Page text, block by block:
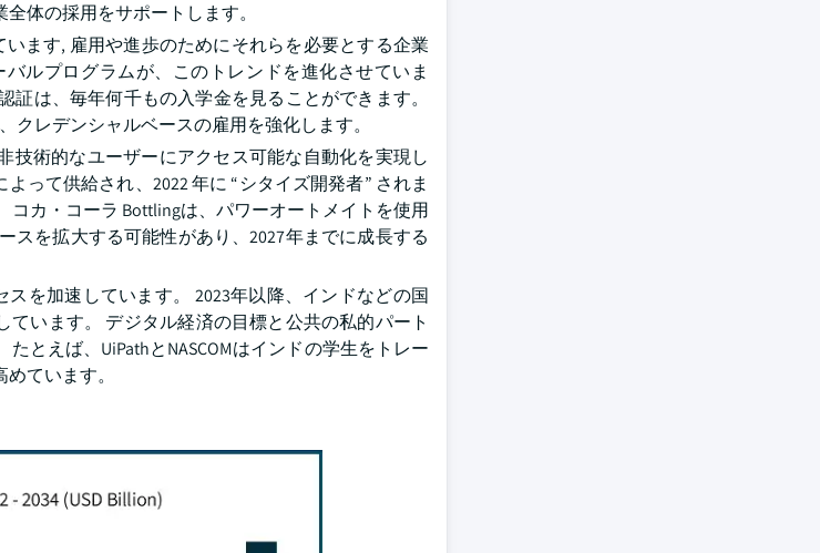
体の採用をサポートします。
ます, 雇用や進歩のためにそれらを必要とする企業
ルプログラムが、このトレンドを進化させていま
は、毎年何千もの入学金を見ることができます。
クレデンシャルベースの雇用を強化します。
技術的なユーザーにアクセス可能な自動化を実現し
って供給され、2022 年に “シタイズ開発者” されま
カ・コーラ Bottlingは、パワーオートメイトを使用
スを拡大する可能性があり、2027年までに成長する
を加速しています。 2023年以降、インドなどの国
います。 デジタル経済の目標と公共の私的パート
とえば、UiPathとNASCOMはインドの学生をトレー
ています。